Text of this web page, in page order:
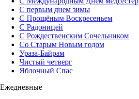
С первым днем зимы
С Прощёным Воскресеньем
С Радоницей
С Рождественским Сочельником
Со Старым Новым годом
Ураза-Байрам
Чистый четверг
Яблочный Спас
Ежедневные